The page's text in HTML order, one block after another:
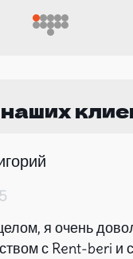
я очень
с Rent-beri и с